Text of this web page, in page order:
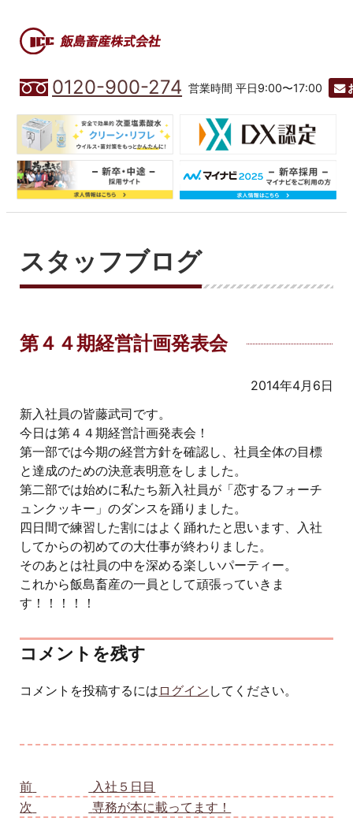
0120-900-274 営業時間 平日9:00〜17:00
スタッフブログ
第４４期経営計画発表会
2014年4月6日
新入社員の皆藤武司です。
今日は第４４期経営計画発表会！
第一部では今期の経営方針を確認し、社員全体の目標
と達成のための決意表明意をしました。
第二部では始めに私たち新入社員が「恋するフォーチ
ュンクッキー」のダンスを踊りました。
四日間で練習した割にはよく踊れたと思います、入社
してからの初めての大仕事が終わりました。
そのあとは社員の中を深める楽しいパーティー。
これから飯島畜産の一員として頑張っていきま
す！！！！！
コメントを残す
コメントを投稿するには ログイン してください。
前
入社５日目
次
専務が本に載ってます！